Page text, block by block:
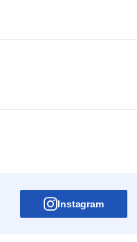
Instagram